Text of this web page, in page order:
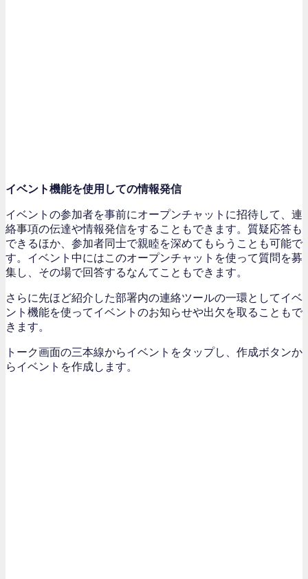
イベント機能を使用しての情報発信
イベントの参加者を事前にオープンチャットに招待して、連
絡事項の伝達や情報発信をすることもできます。質疑応答も
できるほか、参加者同士で親睦を深めてもらうことも可能で
す。イベント中にはこのオープンチャットを使って質問を募
集し、その場で回答するなんてこともできます。
さらに先ほど紹介した部署内の連絡ツールの一環としてイベ
ント機能を使ってイベントのお知らせや出欠を取ることもで
きます。
トーク画面の三本線からイベントをタップし、作成ボタンか
らイベントを作成します。